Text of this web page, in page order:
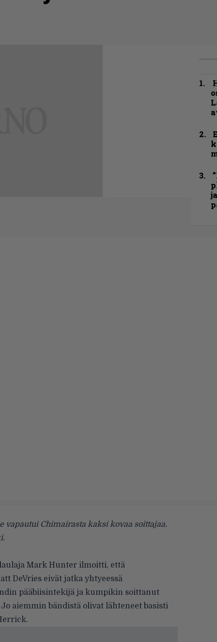
Chimairasta kaksi kovaa soittajaa.
Mark Hunter ilmoitti, että
DeVries eivät jatka yhtyeessä
pääbiisintekijä ja kumpikin soittanut
aiemmin bändistä olivat lähteneet basisti